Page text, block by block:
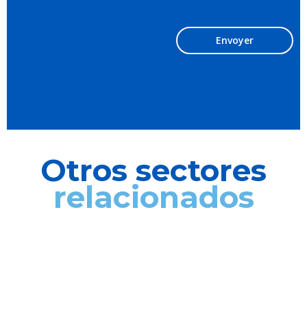
Envoyer
Otros sectores
relacionados